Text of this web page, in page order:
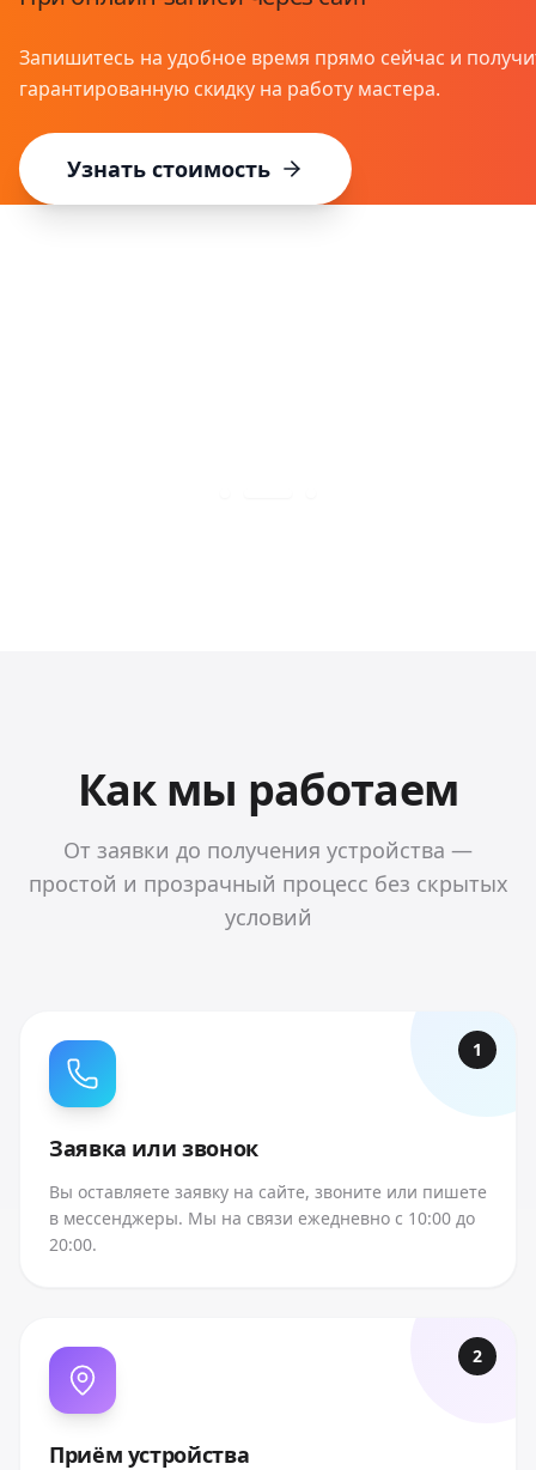
Запишитесь на удобное время прямо сейчас и
гарантированную скидку на работу мастера.
Узнать стоимость
Как мы работаем
От заявки до получения устройства —
простой и прозрачный процесс без скрытых
условий
1
Заявка или звонок
Вы оставляете заявку на сайте, звоните или пишете
в мессенджеры. Мы на связи ежедневно с 10:00 до
20:00.
2
Приём устройства